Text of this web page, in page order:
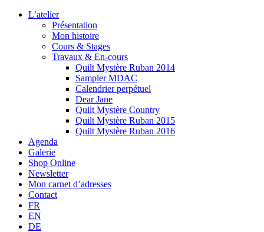
L’atelier
Présentation
Mon histoire
Cours & Stages
Travaux & En-cours
Quilt Mystère Ruban 2014
Sampler MDAC
Calendrier perpétuel
Dear Jane
Quilt Mystère Country
Quilt Mystère Ruban 2015
Quilt Mystère Ruban 2016
Agenda
Galerie
Shop Online
Newsletter
Mon carnet d’adresses
Contact
FR
EN
DE